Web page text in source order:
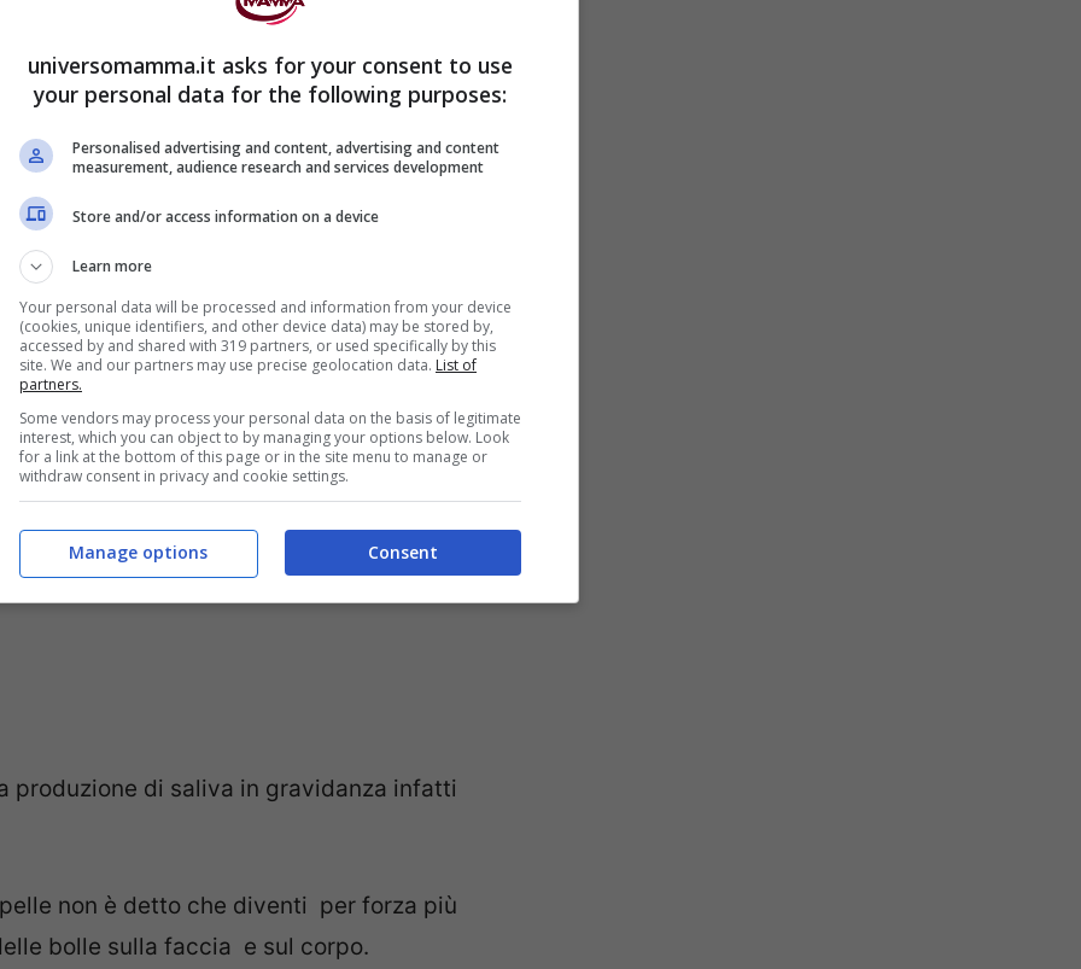
stradale:
gambe.
“Fa caldo qui?”
bene portare con sè dei fazzolettini per
quando si ride o si starnutisce).
produzione di saliva in gravidanza infatti
non è detto che diventi per forza più
bolle sulla faccia e sul corpo.
universomamma.it asks for your consent to use
your personal data for the following purposes:
Personalised advertising and content, advertising and content
measurement, audience research and services development
Store and/or access information on a device
Learn more
Your personal data will be processed and information from your device
(cookies, unique identifiers, and other device data) may be stored by,
accessed by and shared with 319 partners, or used specifically by this
site. We and our partners may use precise geolocation data. List of
partners.
Some vendors may process your personal data on the basis of legitimate
interest, which you can object to by managing your options below. Look
for a link at the bottom of this page or in the site menu to manage or
withdraw consent in privacy and cookie settings.
Consent
Manage options